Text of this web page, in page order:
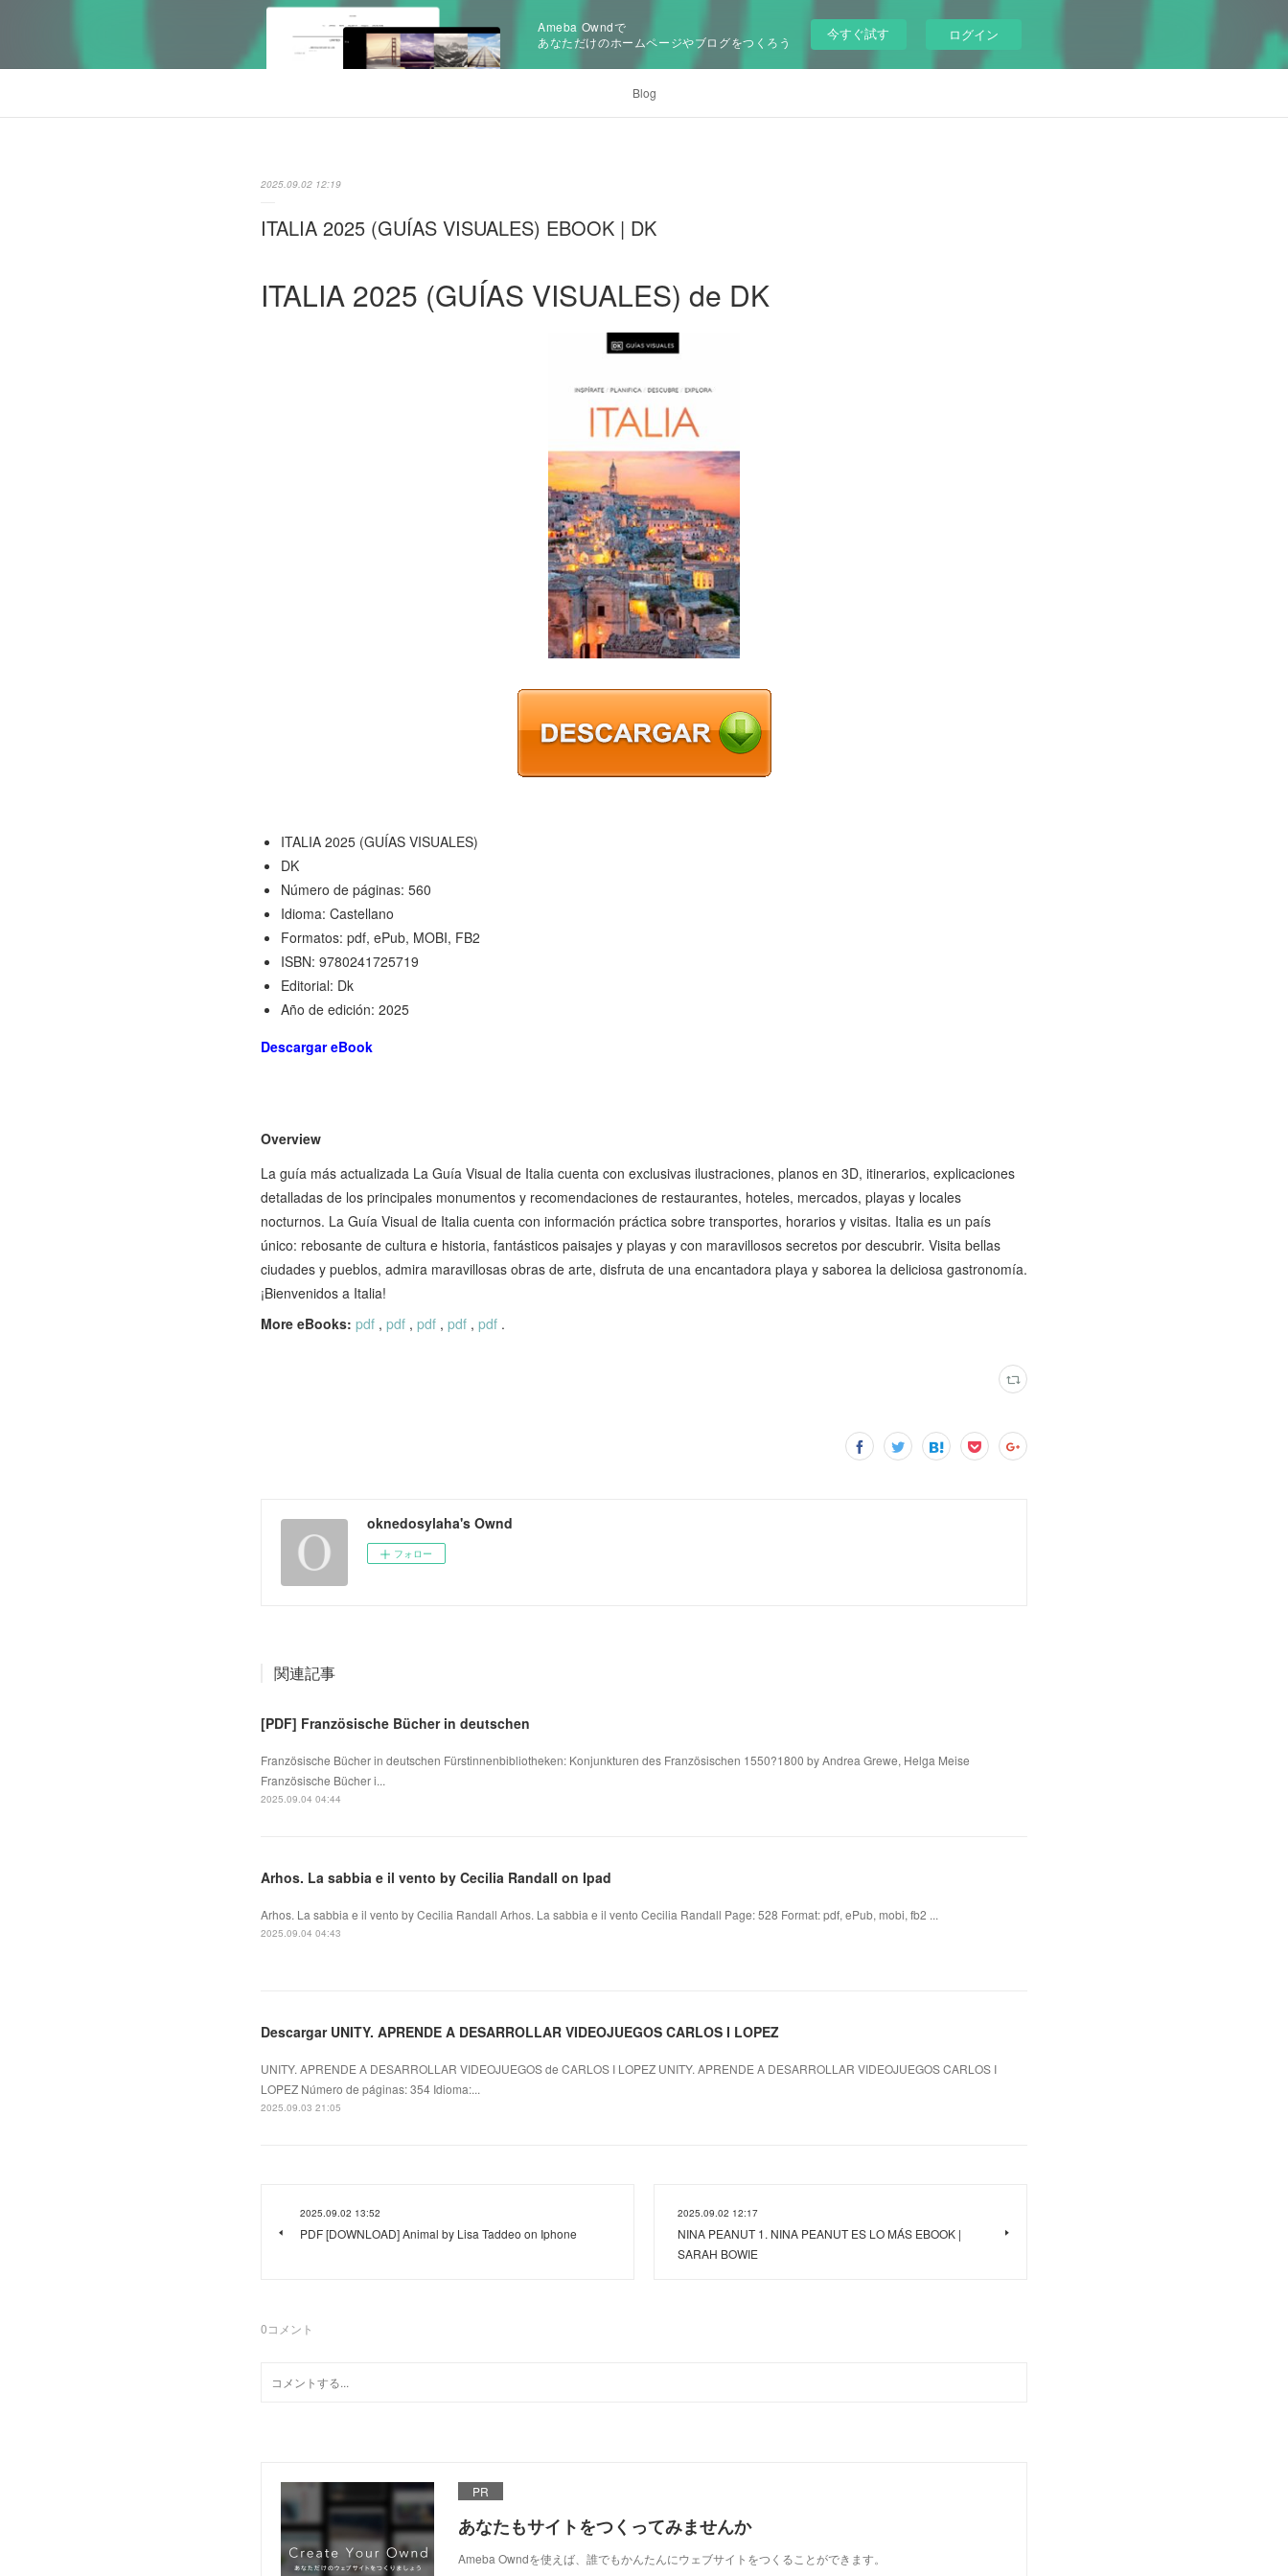
Ameba Owndで
あなただけのホームページやブログをつくろう
今すぐ試す ログイン
Blog
2025.09.02 12:19
ITALIA 2025 (GUÍAS VISUALES) EBOOK | DK
ITALIA 2025 (GUÍAS VISUALES) de DK
ITALIA 2025 (GUÍAS VISUALES)
DK
Número de páginas: 560
Idioma: Castellano
Formatos: pdf, ePub, MOBI, FB2
ISBN: 9780241725719
Editorial: Dk
Año de edición: 2025
Descargar eBook
Overview
La guía más actualizada La Guía Visual de Italia cuenta con exclusivas ilustraciones, planos en 3D, itinerarios, explicaciones
detalladas de los principales monumentos y recomendaciones de restaurantes, hoteles, mercados, playas y locales
nocturnos. La Guía Visual de Italia cuenta con información práctica sobre transportes, horarios y visitas. Italia es un país
único: rebosante de cultura e historia, fantásticos paisajes y playas y con maravillosos secretos por descubrir. Visita bellas
ciudades y pueblos, admira maravillosas obras de arte, disfruta de una encantadora playa y saborea la deliciosa gastronomía.
¡Bienvenidos a Italia!
More eBooks: pdf , pdf , pdf , pdf , pdf .
oknedosylaha's Ownd
フォロー
関連記事
[PDF] Französische Bücher in deutschen
Französische Bücher in deutschen Fürstinnenbibliotheken: Konjunkturen des Französischen 1550?1800 by Andrea Grewe, Helga Meise
Französische Bücher i...
2025.09.04 04:44
Arhos. La sabbia e il vento by Cecilia Randall on Ipad
Arhos. La sabbia e il vento by Cecilia Randall Arhos. La sabbia e il vento Cecilia Randall Page: 528 Format: pdf, ePub, mobi, fb2 ...
2025.09.04 04:43
Descargar UNITY. APRENDE A DESARROLLAR VIDEOJUEGOS CARLOS I LOPEZ
UNITY. APRENDE A DESARROLLAR VIDEOJUEGOS de CARLOS I LOPEZ UNITY. APRENDE A DESARROLLAR VIDEOJUEGOS CARLOS I
LOPEZ Número de páginas: 354 Idioma:...
2025.09.03 21:05
2025.09.02 13:52
PDF [DOWNLOAD] Animal by Lisa Taddeo on Iphone
2025.09.02 12:17
NINA PEANUT 1. NINA PEANUT ES LO MÁS EBOOK |
SARAH BOWIE
0コメント
PR
あなたもサイトをつくってみませんか
Ameba Owndを使えば、誰でもかんたんにウェブサイトをつくることができます。